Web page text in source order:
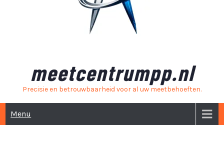
meetcentrumpp.nl
Precisie en betrouwbaarheid voor al uw meetbehoeften.
Menu